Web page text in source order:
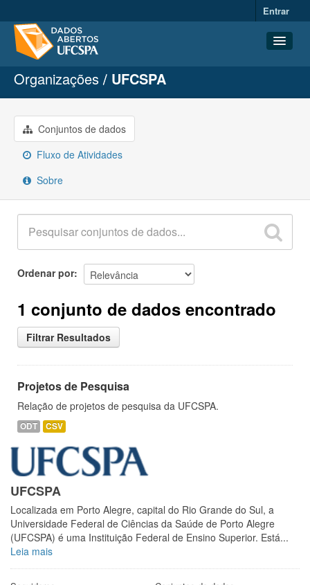
Entrar
Conjuntos de dados
Organizações
Grupos
Sobre
Organizações UFCSPA
Conjuntos de dados
Fluxo de Atividades
Sobre
Ordenar por
1 conjunto de dados encontrado
Filtrar Resultados
Projetos de Pesquisa
Relação de projetos de pesquisa da UFCSPA.
ODT CSV
UFCSPA
Localizada em Porto Alegre, capital do Rio Grande do Sul, a
Universidade Federal de Ciências da Saúde de Porto Alegre
(UFCSPA) é uma Instituição Federal de Ensino Superior. Está...
Leia mais